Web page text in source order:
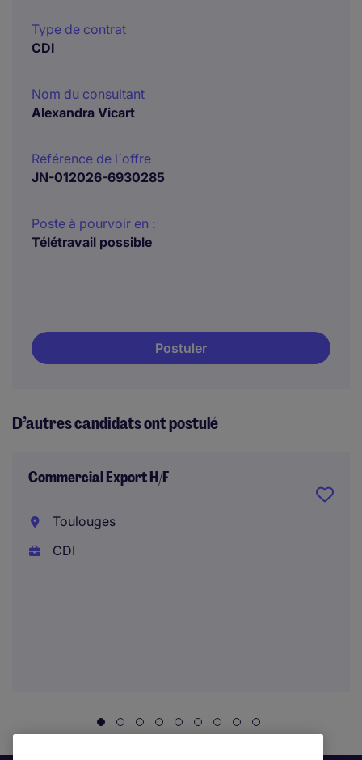
Type de contrat
CDI
Nom du consultant
Alexandra Vicart
Référence de l´offre
JN-012026-6930285
Poste à pourvoir en :
Télétravail possible
Postuler
D’autres candidats ont postulé
Commercial Export H/F
Toulouges
CDI